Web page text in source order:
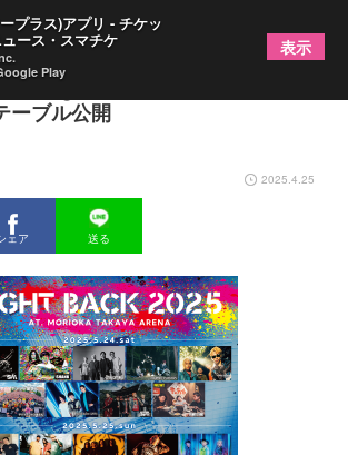
主催『FIGHT BACK
ーブル公開
2025.4.25
ェア 送る
プラス)アプリ - チケッ
ュース・スマチケ
Play
表示